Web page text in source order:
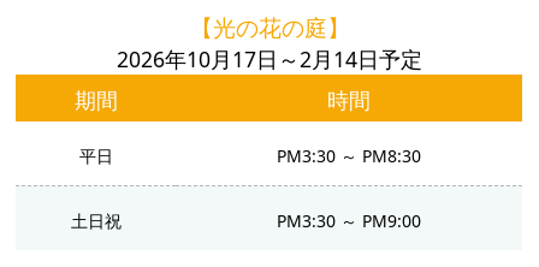
2026年10月17日～2月14日予定
【光の花の庭】
期間 時間
平日 PM3:30 ～ PM8:30
土日祝 PM3:30 ～ PM9:00